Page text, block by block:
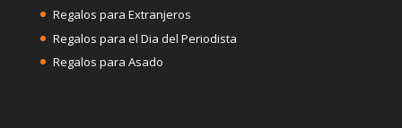
Regalos para Extranjeros
Regalos para el Dia del Periodista
Regalos para Asado